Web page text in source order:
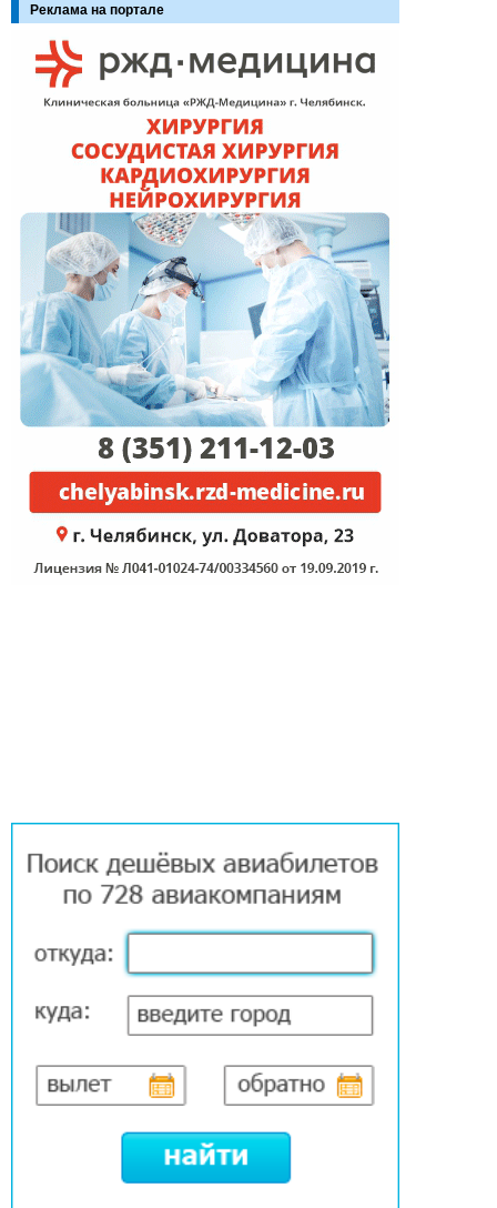
Реклама на портале